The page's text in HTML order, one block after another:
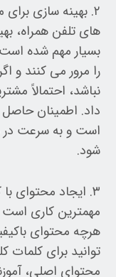
۲. بهینه سازی
های تلفن همراه،
بسیار مهم شده
را مرور می کنند و
نباشد، احتمالاً
داد. اطمینان
است و به سرعت در
شود.
۳. ایجاد محتوای
مهمترین کاری است
هرچه محتوای
توانید برای
محتوای اصلی،